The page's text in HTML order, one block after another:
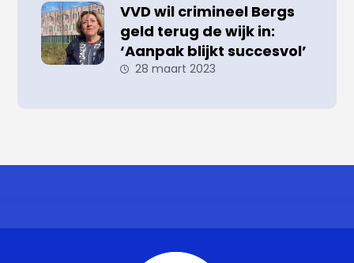
VVD wil crimineel Bergs
geld terug de wijk in:
‘Aanpak blijkt succesvol’
28 maart 2023